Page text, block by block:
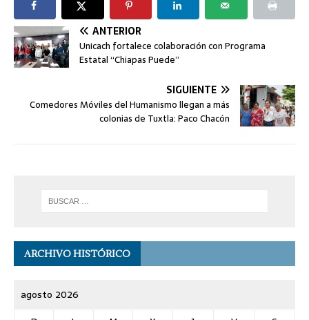
ANTERIOR
Unicach fortalece colaboración con Programa
Estatal “Chiapas Puede”
SIGUIENTE
Comedores Móviles del Humanismo llegan a más
colonias de Tuxtla: Paco Chacón
ARCHIVO HISTÓRICO
agosto 2026